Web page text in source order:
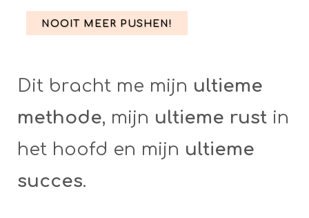
NOOIT MEER PUSHEN!
Dit bracht me mijn ultieme
methode, mijn ultieme rust in
het hoofd en mijn ultieme
succes.